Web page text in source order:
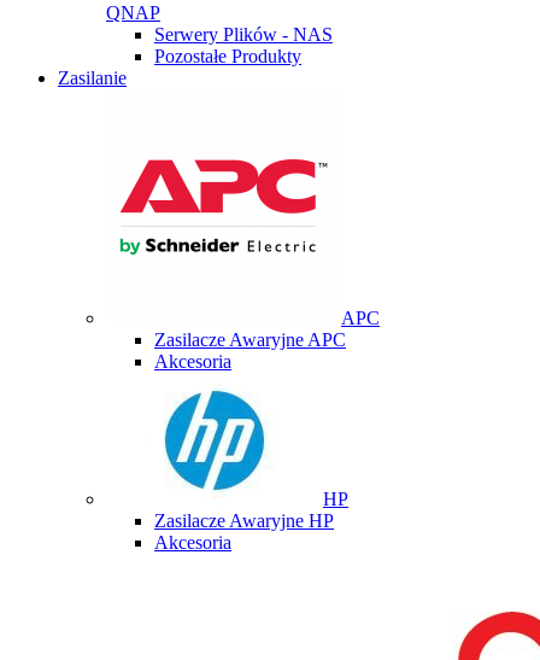
QNAP
Serwery Plików - NAS
Pozostałe Produkty
Zasilanie
APC
Zasilacze Awaryjne APC
Akcesoria
HP
Zasilacze Awaryjne HP
Akcesoria